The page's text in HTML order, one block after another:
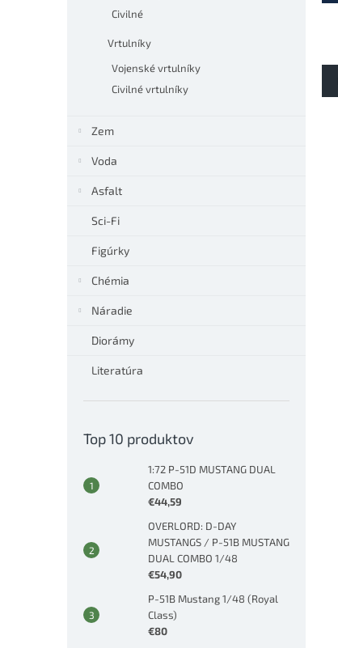
Civilné
Vrtulníky
Vojenské vrtulníky
Civilné vrtulníky
Zem
Voda
Asfalt
Sci-Fi
Figúrky
Chémia
Náradie
Diorámy
Literatúra
Top 10 produktov
1:72 P-51D MUSTANG DUAL
COMBO
€44,59
OVERLORD: D-DAY
MUSTANGS / P-51B MUSTANG
DUAL COMBO 1/48
€54,90
P-51B Mustang 1/48 (Royal
Class)
€80